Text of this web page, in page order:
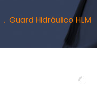
Guard Hidráulico HLM